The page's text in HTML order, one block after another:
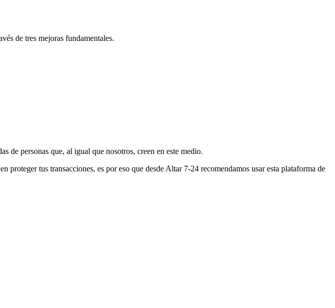
de tres mejoras fundamentales.
de personas que, al igual que nosotros, creen en este medio.
proteger tus transacciones, es por eso que desde Altar 7-24 recomendamos usar esta plataforma de